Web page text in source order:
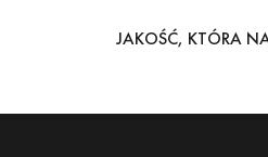
JAKOŚĆ, KTÓRA